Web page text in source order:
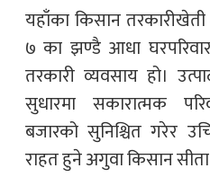
यहाँका किसान
७ का झण्डै आधा
तरकारी व्यवसाय हो।
सुधारमा सकारात्मक
बजारको सुनिश्चित गरेर
राहत हुने अगुवा किसान